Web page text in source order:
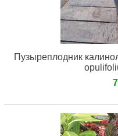
Пузыреплодник